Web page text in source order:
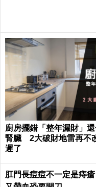
廚房擺錯「整年漏財」
腎臟 2大破財地雷再不
遲了
肛門長痘痘不一定是痔